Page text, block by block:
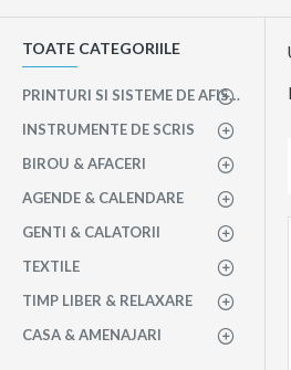
TOATE CATEGORIILE
PRINTURI SI SISTEME DE AFISAJ
INSTRUMENTE DE SCRIS
BIROU & AFACERI
AGENDE & CALENDARE
GENTI & CALATORII
TEXTILE
TIMP LIBER & RELAXARE
CASA & AMENAJARI